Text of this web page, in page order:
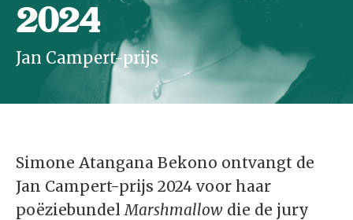
2024
Jan Campert-prijs
Simone Atangana Bekono ontvangt de
Jan Campert-prijs 2024 voor haar
poëziebundelMarshmallow die de jury